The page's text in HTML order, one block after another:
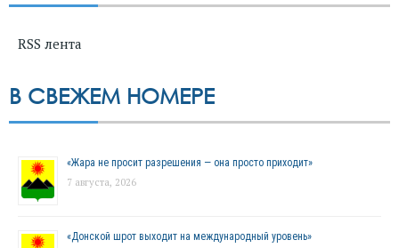
RSS лента
В СВЕЖЕМ НОМЕРЕ
«Жара не просит разрешения — она просто приходит»
7 августа, 2026
«Донской шрот выходит на международный уровень»